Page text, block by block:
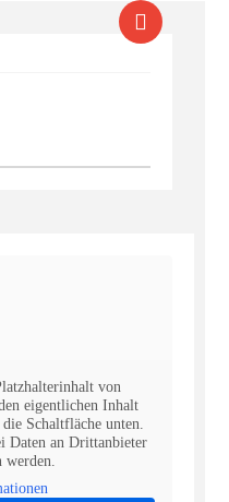
von
eigentlichen Inhalt
Schaltfläche unten.
Daten an Drittanbieter
werden.